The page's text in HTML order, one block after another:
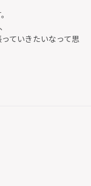
ていきたいなって思